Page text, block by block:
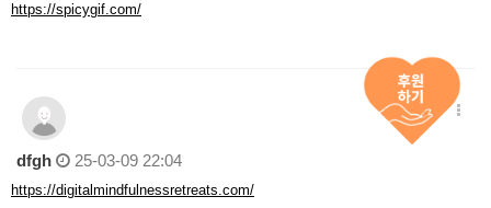
https://spicygif.com/
dfgh 25-03-09 22:04
https://digitalmindfulnessretreats.com/